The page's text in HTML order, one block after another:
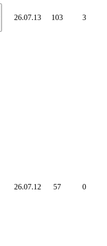
26.07.13 103 3
26.07.12 57 0